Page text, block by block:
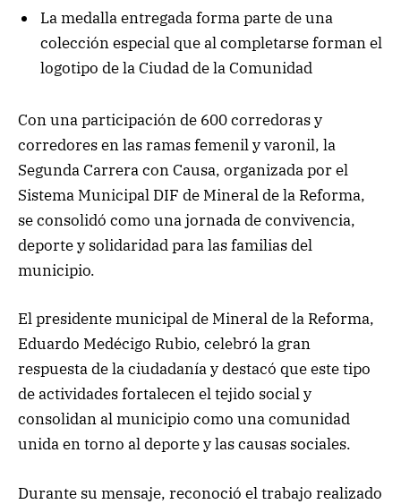
La medalla entregada forma parte de una
colección especial que al completarse forman el
logotipo de la Ciudad de la Comunidad
Con una participación de 600 corredoras y
corredores en las ramas femenil y varonil, la
Segunda Carrera con Causa, organizada por el
Sistema Municipal DIF de Mineral de la Reforma,
se consolidó como una jornada de convivencia,
deporte y solidaridad para las familias del
municipio.
El presidente municipal de Mineral de la Reforma,
Eduardo Medécigo Rubio, celebró la gran
respuesta de la ciudadanía y destacó que este tipo
de actividades fortalecen el tejido social y
consolidan al municipio como una comunidad
unida en torno al deporte y las causas sociales.
Durante su mensaje, reconoció el trabajo realizado